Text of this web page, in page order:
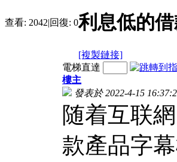
查看: 2042|回復: 0利息低的
[複製鏈接]
電梯直達
樓主
發表於 2022-4-15
随着互联
款產品字